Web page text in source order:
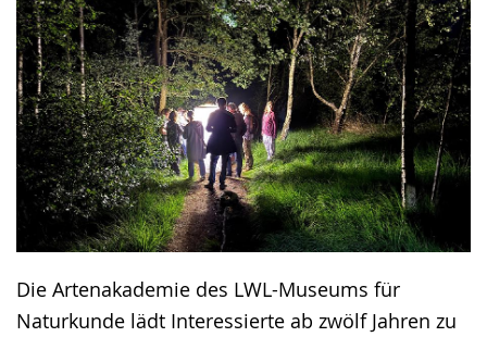
Die Artenakademie des LWL-Museums für
Naturkunde lädt Interessierte ab zwölf Jahren zu